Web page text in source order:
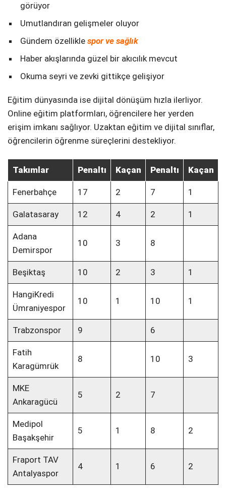
görüyor
Umutlandıran gelişmeler oluyor
Gündem özellikle spor ve sağlık
Haber akışlarında güzel bir akıcılık mevcut
Okuma seyri ve zevki gittikçe gelişiyor
Eğitim dünyasında ise dijital dönüşüm hızla ilerliyor.
Online eğitim platformları, öğrencilere her yerden
erişim imkanı sağlıyor. Uzaktan eğitim ve dijital sınıflar,
öğrencilerin öğrenme süreçlerini destekliyor.
Takımlar Penaltı Kaçan Penaltı Kaçan
Fenerbahçe 17 2 7 1
Galatasaray 12 4 2 1
Adana
Demirspor
10 3 8
Beşiktaş 10 2 3 1
HangiKredi
Ümraniyespor
10 1 10 1
Trabzonspor 9 6
Fatih
Karagümrük
8 10 3
MKE
Ankaragücü
5 2 7
Medipol
Başakşehir
5 1 8 2
Fraport TAV
Antalyaspor
4 1 6 2